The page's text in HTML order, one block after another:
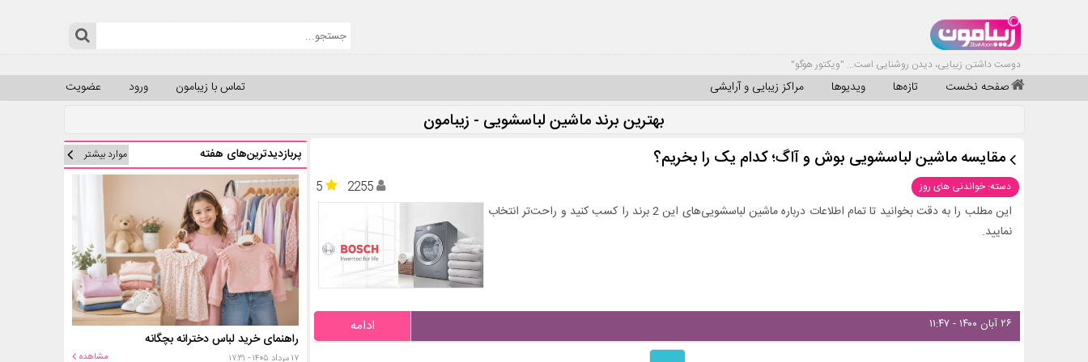
دوست داشتن زیبایی، دیدن روشنایی است... "ویکتور هوگو"
صفحه نخست تازه‌ها ویدیوها مراکز زیبایی و آرایشی عضویت ورود تماس با زیبامون
بهترین برند ماشین لباسشویی - زیبامون
مقایسه ماشین لباسشویی بوش و آاگ؛ کدام یک را بخریم؟
دسته: خواندنی های روز 5
2255
این مطلب را به دقت بخوانید تا تمام اطلاعات درباره ماشین لباسشویی‌های این 2 برند را کسب کنید و راحت‌تر انتخاب
نمایید.
۲۶ آبان ۱۴۰۰ - ۱۱:۴۷ ادامه
پربازدیدترین‌های هفته موارد بیشتر
راهنمای خرید لباس دخترانه بچگانه
۱۷ مرداد ۱۴۰۵ - ۱۷:۳۱ مشاهده